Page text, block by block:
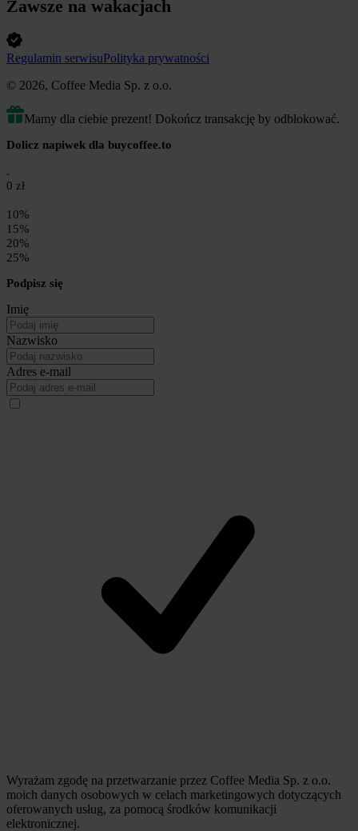
Zawsze na wakacjach
Regulamin serwisuPolityka prywatności
© 2026, Coffee Media Sp. z o.o.
Mamy dla ciebie prezent! Dokończ transakcję by odblokować.
Dolicz napiwek dla buycoffee.to
0 zł
10%
15%
20%
25%
Podpisz się
Imię
Nazwisko
Adres e-mail
Wyrażam zgodę na przetwarzanie przez Coffee Media Sp. z o.o.
moich danych osobowych w celach marketingowych dotyczących
oferowanych usług, za pomocą środków komunikacji
elektronicznej.